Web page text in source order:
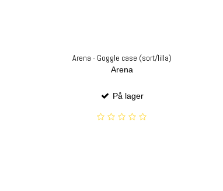
Arena - Goggle case (sort/lilla)
Arena
På lager